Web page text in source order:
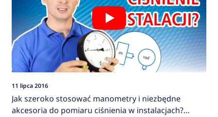
11 lipca 2016
Jak szeroko stosować manometry i niezbędne
akcesoria do pomiaru ciśnienia w instalacjach?